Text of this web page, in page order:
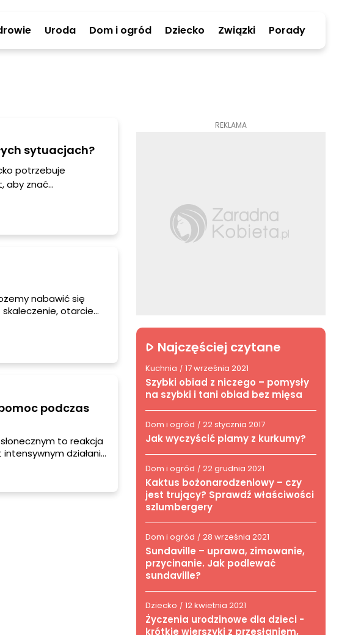
Uroda Dom i ogród Dziecko Związki Porady
sytuacjach?
potrzebuje
aby znać
nabawić się
otarcie
podczas
to reakcja
działaniu
Poznaj
REKLAMA
Najczęściej czytane
Kuchnia / 17 września 2021
Szybki obiad z niczego – pomysły
na szybki i tani obiad bez mięsa
Dom i ogród / 22 stycznia 2017
Jak wyczyścić plamy z kurkumy?
Dom i ogród / 22 grudnia 2021
Kaktus bożonarodzeniowy – czy
jest trujący? Sprawdź właściwości
szlumbergery
Dom i ogród / 28 września 2021
Sundaville – uprawa, zimowanie,
przycinanie. Jak podlewać
sundaville?
Dziecko / 12 kwietnia 2021
Życzenia urodzinowe dla dzieci -
krótkie wierszyki z przesłaniem,